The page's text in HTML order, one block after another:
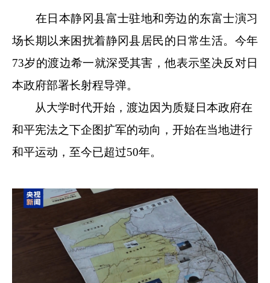
在日本静冈县富士驻地和旁边的东富士演习
场长期以来困扰着静冈县居民的日常生活。今年
73岁的渡边希一就深受其害，他表示坚决反对日
本政府部署长射程导弹。
从大学时代开始，渡边因为质疑日本政府在
和平宪法之下企图扩军的动向，开始在当地进行
和平运动，至今已超过50年。